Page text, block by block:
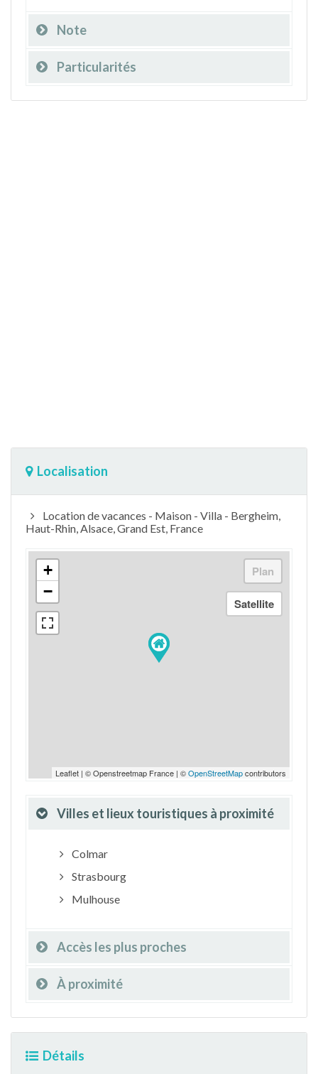
Note
Particularités
Localisation
Location de vacances - Maison - Villa - Bergheim,
Haut-Rhin, Alsace, Grand Est, France
+
−
Leaflet | © Openstreetmap France | ©OpenStreetMapcontributors
Villes et lieux touristiques à proximité
Colmar
Strasbourg
Mulhouse
Accès les plus proches
À proximité
Détails